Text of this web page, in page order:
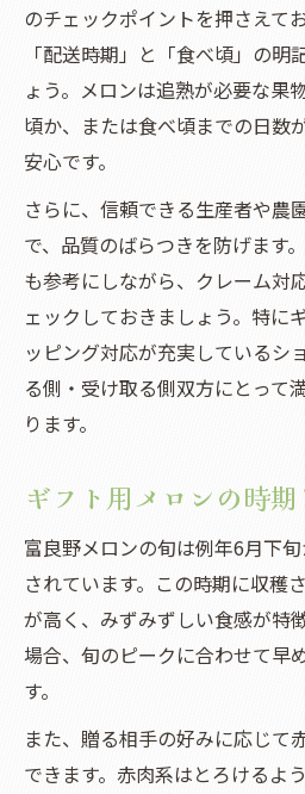
のチェックポイントを押さえて
「配送時期」と「食べ頃」の明
ょう。メロンは追熟が必要な果
頃か、または食べ頃までの日数
安心です。
さらに、信頼できる生産者や農
で、品質のばらつきを防げます
も参考にしながら、クレーム対
ェックしておきましょう。特に
ッピング対応が充実しているシ
る側・受け取る側双方にとって
ります。
ギフト用メロンの時
富良野メロンの旬は例年6月下
されています。この時期に収穫
が高く、みずみずしい食感が特
場合、旬のピークに合わせて早
す。
また、贈る相手の好みに応じて
できます。赤肉系はとろけるよ